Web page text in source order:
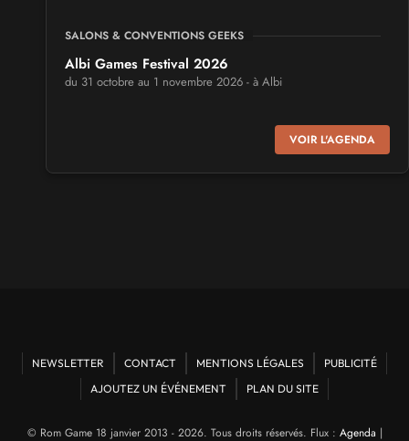
SALONS & CONVENTIONS GEEKS
Albi Games Festival 2026
du 31 octobre au 1 novembre 2026 - à Albi
Virtual Calais - salon du jeu vidéo et des loisirs
numériques 2026
Mang'Azur 2027
les 24 et 25 avril 2027 - à Toulon
VOIR L'AGENDA
NEWSLETTER CONTACT MENTIONS LÉGALES
PUBLICITÉ
AJOUTEZ UN ÉVÉNEMENT
PLAN DU SITE
© Rom Game 18 janvier 2013 - 2026. Tous droits réservés. Flux : Agenda |